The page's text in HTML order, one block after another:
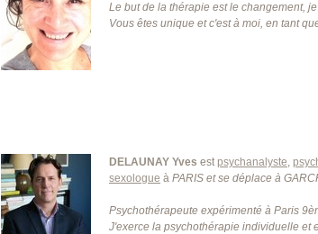
Le but de la thérapie est le changement,
Vous êtes unique et c'est à moi, en tant
DELAUNAY Yves estpsychanalyste,
sexologue à PARIS et se déplace à
Psychothérapeute expérimenté à Paris
J'exerce la psychothérapie individuelle et